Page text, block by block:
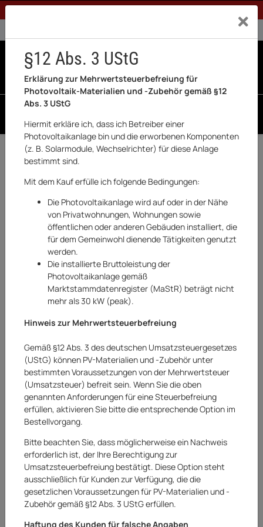
1% Rabatt bei Banküberweisung (Privatkunden)Exklusiv
Zurück Haushaltswaren & Elektronik
WELLWATER
WELLWATER Einhebelmischer
Einhandmische Einhebelarmatur
Hebelmischer 280 mm
Art.Nr.: 20263096AR
§12 Abs. 3 UStG
Erklärung zur Mehrwertsteuerbefreiung für
Photovoltaik-Materialien und -Zubehör gemäß §12
Abs. 3 UStG
Hiermit erkläre ich, dass ich Betreiber einer
Photovoltaikanlage bin und die erworbenen Komponenten
(z. B. Solarmodule, Wechselrichter) für diese Anlage
bestimmt sind.
Mit dem Kauf erfülle ich folgende Bedingungen:
Die Photovoltaikanlage wird auf oder in der Nähe
von Privatwohnungen, Wohnungen sowie
öffentlichen oder anderen Gebäuden installiert, die
für dem Gemeinwohl dienende Tätigkeiten genutzt
werden.
Die installierte Bruttoleistung der
Photovoltaikanlage gemäß
Marktstammdatenregister (MaStR) beträgt nicht
mehr als 30 kW (peak).
Hinweis zur Mehrwertsteuerbefreiung
Gemäß §12 Abs. 3 des deutschen Umsatzsteuergesetzes
(UStG) können PV-Materialien und -Zubehör unter
bestimmten Voraussetzungen von der Mehrwertsteuer
(Umsatzsteuer) befreit sein. Wenn Sie die oben
genannten Anforderungen für eine Steuerbefreiung
erfüllen, aktivieren Sie bitte die entsprechende Option im
Bestellvorgang.
Bitte beachten Sie, dass möglicherweise ein Nachweis
erforderlich ist, der Ihre Berechtigung zur
Umsatzsteuerbefreiung bestätigt. Diese Option steht
ausschließlich für Kunden zur Verfügung, die die
gesetzlichen Voraussetzungen für PV-Materialien und -
Zubehör gemäß §12 Abs. 3 UStG erfüllen.
Haftung des Kunden für falsche Angaben